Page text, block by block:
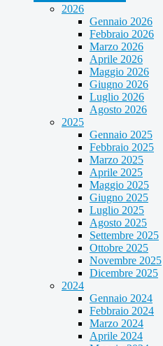
2026
Gennaio 2026
Febbraio 2026
Marzo 2026
Aprile 2026
Maggio 2026
Giugno 2026
Luglio 2026
Agosto 2026
2025
Gennaio 2025
Febbraio 2025
Marzo 2025
Aprile 2025
Maggio 2025
Giugno 2025
Luglio 2025
Agosto 2025
Settembre 2025
Ottobre 2025
Novembre 2025
Dicembre 2025
2024
Gennaio 2024
Febbraio 2024
Marzo 2024
Aprile 2024